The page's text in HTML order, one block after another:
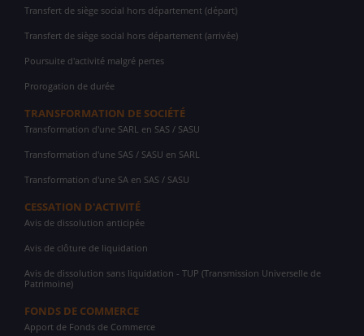
Transfert de siège social hors département (départ)
Transfert de siège social hors département (arrivée)
Poursuite d'activité malgré pertes
Prorogation de durée
TRANSFORMATION DE SOCIÉTÉ
Transformation d'une SARL en SAS / SASU
Transformation d'une SAS / SASU en SARL
Transformation d'une SA en SAS / SASU
CESSATION D'ACTIVITÉ
Avis de dissolution anticipée
Avis de clôture de liquidation
Avis de dissolution sans liquidation - TUP (Transmission Universelle de
Patrimoine)
FONDS DE COMMERCE
Apport de Fonds de Commerce